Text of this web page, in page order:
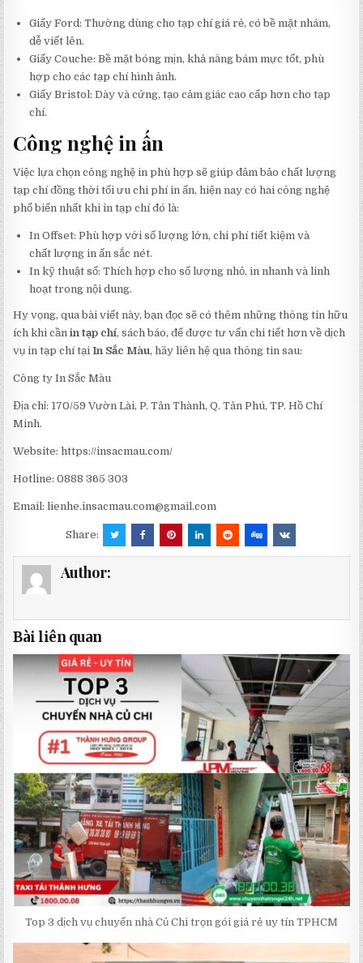
Giấy Ford: Thường dùng cho tạp chí giá rẻ, có bề mặt nhám,
dễ viết lên.
Giấy Couche: Bề mặt bóng mịn, khả năng bám mực tốt, phù
hợp cho các tạp chí hình ảnh.
Giấy Bristol: Dày và cứng, tạo cảm giác cao cấp hơn cho tạp
chí.
Công nghệ in ấn
Việc lựa chọn công nghệ in phù hợp sẽ giúp đảm bảo chất lượng
tạp chí đồng thời tối ưu chi phí in ấn, hiện nay có hai công nghệ
phổ biến nhất khi in tạp chí đó là:
In Offset: Phù hợp với số lượng lớn, chi phí tiết kiệm và
chất lượng in ấn sắc nét.
In kỹ thuật số: Thích hợp cho số lượng nhỏ, in nhanh và linh
hoạt trong nội dung.
Hy vọng, qua bài viết này, bạn đọc sẽ có thêm những thông tin hữu
ích khi cầnin tạp chí, sách báo, để được tư vấn chi tiết hơn về dịch
vụ in tạp chí tạiIn Sắc Màu, hãy liên hệ qua thông tin sau:
Công ty In Sắc Màu
Địa chỉ: 170/59 Vườn Lài, P. Tân Thành, Q. Tân Phú, TP. Hồ Chí
Minh.
Website: https://insacmau.com/
Hotline: 0888 365 303
Email:lienhe.insacmau.com@gmail.com
Share:
Author:
Bài liên quan
Top 3 dịch vụ chuyển nhà Củ Chi trọn gói giá rẻ uy tín TPHCM